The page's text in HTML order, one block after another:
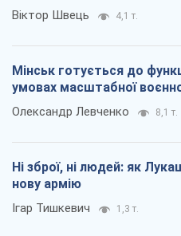
Віктор Швець 4,1 т.
Мінськ готується до
умовах масштабної
Олександр Левченко 8,1 т.
Ні зброї, ні людей: як
нову армію
Ігар Тишкевич 1,3 т.